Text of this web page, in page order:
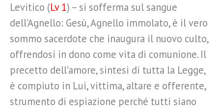
Levitico (Lv 1) – si sofferma sul sangue
dell’Agnello: Gesù, Agnello immolato, è il vero
sommo sacerdote che inaugura il nuovo culto,
offrendosi in dono come vita di comunione. Il
precetto dell’amore, sintesi di tutta la Legge,
è compiuto in Lui, vittima, altare e offerente,
strumento di espiazione perché tutti siano